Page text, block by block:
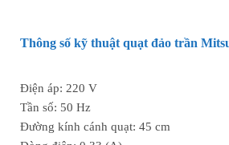
Thông số kỹ thuật quạt đảo trần
Điện áp: 220 V
Tần số: 50 Hz
Đường kính cánh quạt: 45 cm